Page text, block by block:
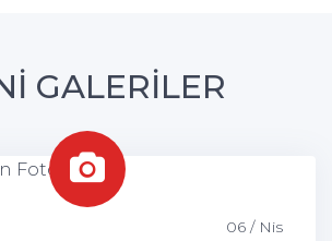
GALERİLER
06 / Nis